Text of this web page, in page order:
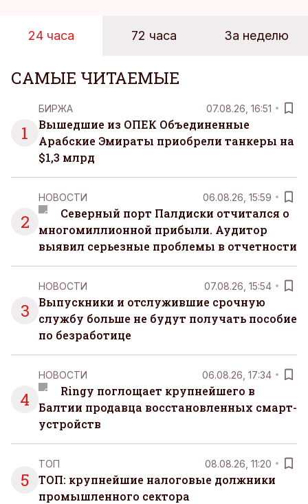
24 часа 72 часа За неделю
САМЫЕ ЧИТАЕМЫЕ
1
БИРЖА 07.08.26, 16:51
Вышедшие из ОПЕК Объединенные
Арабские Эмираты приобрели танкеры на
$1,3 млрд
2
НОВОСТИ 06.08.26, 15:59
Северный порт Палдиски отчитался о
многомиллионной прибыли. Аудитор
выявил серьезные проблемы в отчетности
3
НОВОСТИ 07.08.26, 15:54
Выпускники и отслужившие срочную
службу больше не будут получать пособие
по безработице
4
НОВОСТИ 06.08.26, 17:34
Ringy поглощает крупнейшего в
Балтии продавца восстановленных смарт-
устройств
5
ТОП 08.08.26, 11:20
ТОП: крупнейшие налоговые должники
промышленного сектора